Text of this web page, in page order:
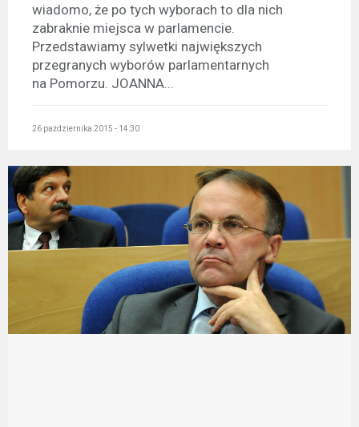
wiadomo, że po tych wyborach to dla nich
zabraknie miejsca w parlamencie.
Przedstawiamy sylwetki największych
przegranych wyborów parlamentarnych
na Pomorzu. JOANNA...
26 października 2015 - 14:30